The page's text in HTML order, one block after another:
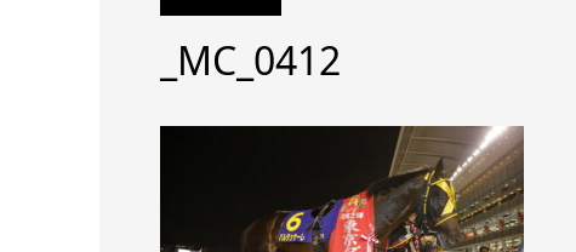
_MC_0412